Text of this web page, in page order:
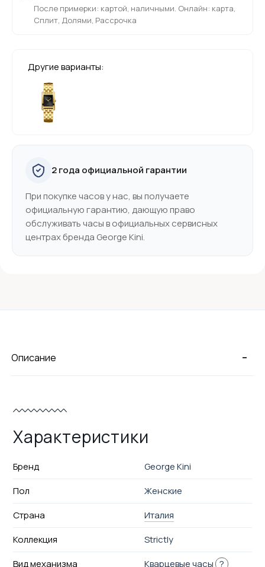
После примерки: картой, наличными. Онлайн: карта,
Сплит, Долями, Рассрочка
Другие варианты:
2 года официальной гарантии
При покупке часов у нас, вы получаете
официальную гарантию, дающую право
обслуживать часы в официальных сервисных
центрах бренда George Kini.
-
Описание
Характеристики
Бренд
George Kini
Пол
Женские
Страна
Италия
Коллекция
Strictly
Вид механизма
Кварцевые часы ?